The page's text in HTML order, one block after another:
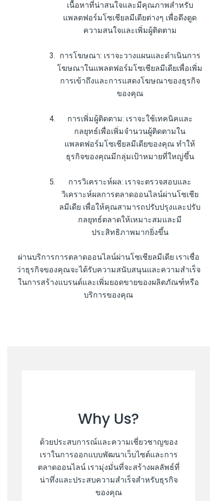
เนื้อหาที่น่าสนใจและมีคุณภาพสำหรับ
แพลตฟอร์มโซเชียลมีเดียต่างๆ เพื่อดึงดูด
ความสนใจและเพิ่มผู้ติดตาม
การโฆษณา: เราจะวางแผนและดำเนินการ
โฆษณาในแพลตฟอร์มโซเชียลมีเดียเพื่อเพิ่ม
การเข้าถึงและการแสดงโฆษณาของธุรกิจ
ของคุณ
การเพิ่มผู้ติดตาม: เราจะใช้เทคนิคและ
กลยุทธ์เพื่อเพิ่มจำนวนผู้ติดตามใน
แพลตฟอร์มโซเชียลมีเดียของคุณ ทำให้
ธุรกิจของคุณมีกลุ่มเป้าหมายที่ใหญ่ขึ้น
การวิเคราะห์ผล: เราจะตรวจสอบและ
วิเคราะห์ผลการตลาดออนไลน์ผ่านโซเชีย
ลมีเดีย เพื่อให้คุณสามารถปรับปรุงและปรับ
กลยุทธ์ตลาดให้เหมาะสมและมี
ประสิทธิภาพมากยิ่งขึ้น
ผ่านบริการการตลาดออนไลน์ผ่านโซเชียลมีเดีย เราเชื่อ
ว่าธุรกิจของคุณจะได้รับความสนับสนุนและความสำเร็จ
ในการสร้างแบรนด์และเพิ่มยอดขายของผลิตภัณฑ์หรือ
บริการของคุณ
Why Us?
ด้วยประสบการณ์และความเชี่ยวชาญของ
เราในการออกแบบพัฒนาเว็บไซต์และการ
ตลาดออนไลน์ เรามุ่งมั่นที่จะสร้างผลลัพธ์ที่
น่าทึ่งและประสบความสำเร็จสำหรับธุรกิจ
ของคุณ